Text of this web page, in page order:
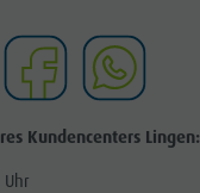
Kundencenters Lingen: